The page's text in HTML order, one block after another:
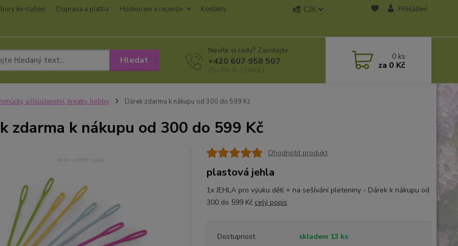
ke stažení Doprava a platba Hodnocení a recenze
Kontakty
CZK Přihlášení
Hledat
Nevíte si rady? Zavolejte.
+420 607 958 507
(Po-Pá, 9-17 hod.)
0 ks
za 0 Kč
příslušenství, kreativ, hobby Dárek zdarma k nákupu od 300 do 599 Kč
zdarma k nákupu od 300 do 599 Kč
Ohodnotit produkt
plastová jehla
1x JEHLA pro výuku dětí + na sešívání pleteniny - Dárek k nákupu od
300 do 599 Kč celý popis
Dostupnost skladem 13 ks